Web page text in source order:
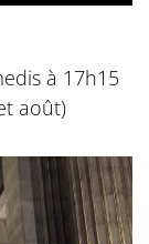
à 17h15
août)